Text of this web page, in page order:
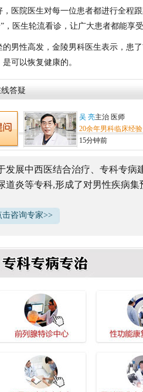
医院医生对每一位患者都进行全程
医生轮流看诊，让广大患者都能享受
男性高发，金陵男科医生表示，患
可以恢复健康的。
答疑
李耀峰主治 医师
吴 亮主治 医师
20余年男科临床经验
15分钟前
李耀峰主治 医师
20余年男科临床经验
23分钟前
吴 亮主治 医师
23分钟前
吴 亮
20余年男科临床经验
发展中西医结合治疗、专科专病
炎等专科,形成了对男性疾病集
击咨询专家>>